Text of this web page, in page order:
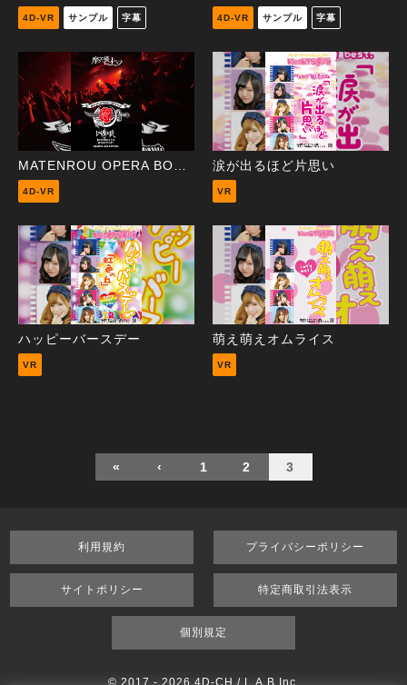
4D-VR サンプル 字幕 4D-VR サンプル 字幕
4D-VR
涙が出るほど片思い
VR
ハッピーバースデー
VR
萌え萌えオムライス
VR
« ‹ 1 2 3
利用規約 プライバシーポリシー
サイトポリシー 特定商取引法表示
個別規定
© 2017 - 2026 4D-CH / L.A.B Inc.